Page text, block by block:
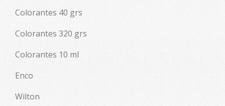
Colorantes 40 grs
Colorantes 320 grs
Colorantes 10 ml
Enco
Wilton